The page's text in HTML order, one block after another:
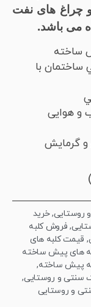
چراغ های نفت
می باشد.
ساخته
با
و هوايی
و گرمايش
روستایی,خرید
, فروش کلبه
, قیمت کلبه های
های پیش ساخته
پیش ساخته,
سنتی و روستایی,
و روستایی